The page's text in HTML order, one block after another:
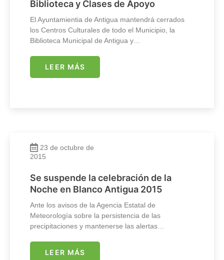
Biblioteca y Clases de Apoyo
El Ayuntamientia de Antigua mantendrá cerrados
los Centros Culturales de todo el Municipio, la
Biblioteca Municipal de Antigua y…
LEER MÁS
23 de octubre de
2015
Se suspende la celebración de la
Noche en Blanco Antigua 2015
Ante los avisos de la Agencia Estatal de
Meteorología sobre la persistencia de las
precipitaciones y mantenerse las alertas…
LEER MÁS